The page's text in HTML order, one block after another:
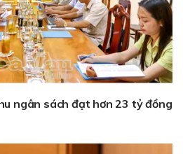
ngân sách đạt hơn 23 tỷ đồng